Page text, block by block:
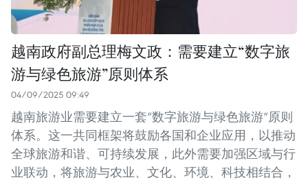
越南政府副总理梅文政：需要建立“数字旅
游与绿色旅游”原则体系
04/09/2025 09:49
越南旅游业需要建立一套“数字旅游与绿色旅游”原则
体系。这一共同框架将鼓励各国和企业应用，以推动
全球旅游和谐、可持续发展，此外需要加强区域与行
业联动，将旅游与农业、文化、环境、科技相结合，